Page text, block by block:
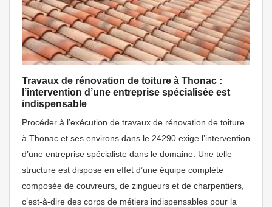
Travaux de rénovation de toiture à Thonac :
l’intervention d’une entreprise spécialisée est
indispensable
Procéder à l’exécution de travaux de rénovation de toiture
à Thonac et ses environs dans le 24290 exige l’intervention
d’une entreprise spécialiste dans le domaine. Une telle
structure est dispose en effet d’une équipe complète
composée de couvreurs, de zingueurs et de charpentiers,
c’est-à-dire des corps de métiers indispensables pour la